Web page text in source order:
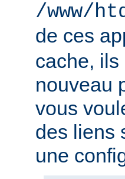
/www/
de ces
cache, ils
nouveau
vous
des liens
une